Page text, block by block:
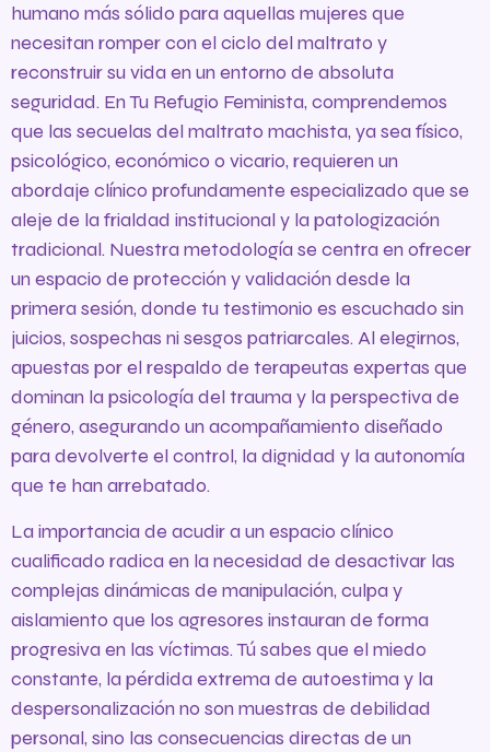
humano más sólido para aquellas mujeres que
necesitan romper con el ciclo del maltrato y
reconstruir su vida en un entorno de absoluta
seguridad. En Tu Refugio Feminista, comprendemos
que las secuelas del maltrato machista, ya sea físico,
psicológico, económico o vicario, requieren un
abordaje clínico profundamente especializado que se
aleje de la frialdad institucional y la patologización
tradicional. Nuestra metodología se centra en ofrecer
un espacio de protección y validación desde la
primera sesión, donde tu testimonio es escuchado sin
juicios, sospechas ni sesgos patriarcales. Al elegirnos,
apuestas por el respaldo de terapeutas expertas que
dominan la psicología del trauma y la perspectiva de
género, asegurando un acompañamiento diseñado
para devolverte el control, la dignidad y la autonomía
que te han arrebatado.
La importancia de acudir a un espacio clínico
cualificado radica en la necesidad de desactivar las
complejas dinámicas de manipulación, culpa y
aislamiento que los agresores instauran de forma
progresiva en las víctimas. Tú sabes que el miedo
constante, la pérdida extrema de autoestima y la
despersonalización no son muestras de debilidad
personal, sino las consecuencias directas de un